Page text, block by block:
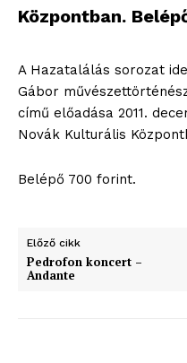
Központban.
A Hazatalálás sorozat
Gábor
című előadása 2011.
Novák Kulturális
Belépő 700 forint.
Előző cikk
Pedrofon koncert –
Andante